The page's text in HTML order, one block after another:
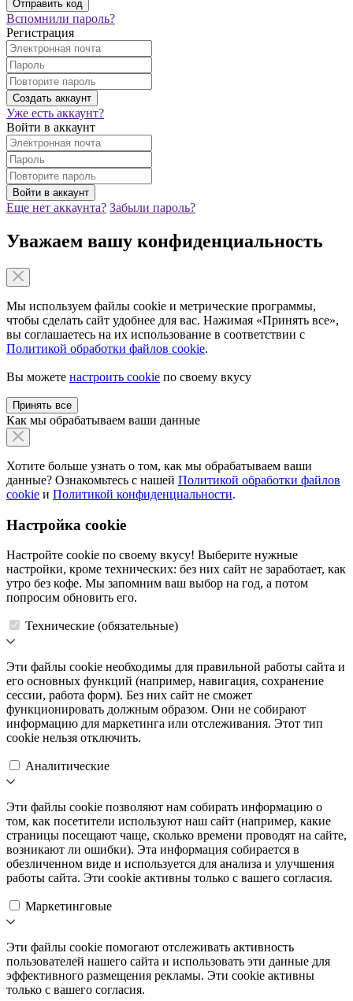
Вспомнили пароль?
Регистрация
Уже есть аккаунт?
Войти в аккаунт
Еще нет аккаунта? Забыли пароль?
Уважаем вашу конфиденциальность
Мы используем файлы cookie и метрические программы,
чтобы сделать сайт удобнее для вас. Нажимая «Принять все»,
вы соглашаетесь на их использование в соответствии с
Политикой обработки файлов cookie.
Вы можете настроить cookie по своему вкусу
Принять все
Как мы обрабатываем ваши данные
Хотите больше узнать о том, как мы обрабатываем ваши
данные? Ознакомьтесь с нашей Политикой обработки файлов
cookie и Политикой конфиденциальности.
Настройка cookie
Настройте cookie по своему вкусу! Выберите нужные
настройки, кроме технических: без них сайт не заработает, как
утро без кофе. Мы запомним ваш выбор на год, а потом
попросим обновить его.
Технические (обязательные)
Эти файлы cookie необходимы для правильной работы сайта и
его основных функций (например, навигация, сохранение
сессии, работа форм). Без них сайт не сможет
функционировать должным образом. Они не собирают
информацию для маркетинга или отслеживания. Этот тип
cookie нельзя отключить.
Аналитические
Эти файлы cookie позволяют нам собирать информацию о
том, как посетители используют наш сайт (например, какие
страницы посещают чаще, сколько времени проводят на сайте,
возникают ли ошибки). Эта информация собирается в
обезличенном виде и используется для анализа и улучшения
работы сайта. Эти cookie активны только с вашего согласия.
Маркетинговые
Эти файлы cookie помогают отслеживать активность
пользователей нашего сайта и использовать эти данные для
эффективного размещения рекламы. Эти cookie активны
только с вашего согласия.